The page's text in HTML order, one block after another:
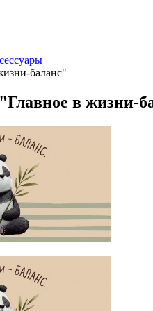
баланс"
в жизни-